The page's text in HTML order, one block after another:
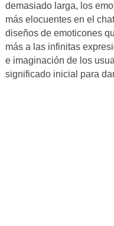
demasiado larga, los
más elocuentes en el
diseños de emoticones
más a las infinitas
e imaginación de los
significado inicial para